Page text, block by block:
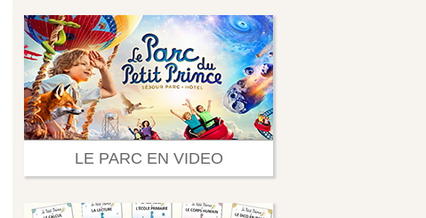
LE PARC EN VIDEO